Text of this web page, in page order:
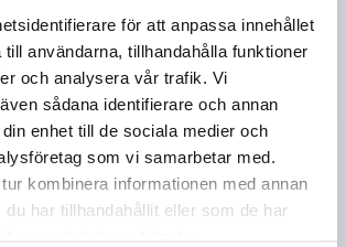
för att anpassa innehållet
användarna, tillhandahålla funktioner
och analysera vår trafik. Vi
sådana identifierare och annan
enhet till de sociala medier och
som vi samarbetar med.
kombinera informationen med annan
du har tillhandahållit eller som de har
- 5,25
MED KRYSSPÅR
L1=13,9
K1730.111390
DETALJER